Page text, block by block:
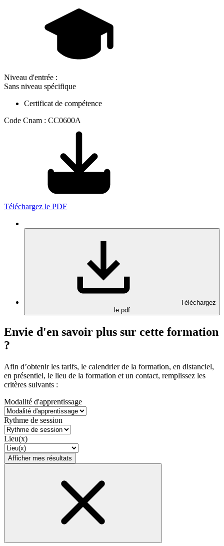
Niveau d'entrée :
Sans niveau spécifique
Certificat de compétence
Code Cnam : CC0600A
Téléchargez le PDF
Téléchargez
le pdf
Envie d'en savoir plus sur cette formation
?
Afin d’obtenir les tarifs, le calendrier de la formation, en distanciel,
en présentiel, le lieu de la formation et un contact, remplissez les
critères suivants :
Modalité d'apprentissage
Rythme de session
Lieu(x)
Afficher mes résultats